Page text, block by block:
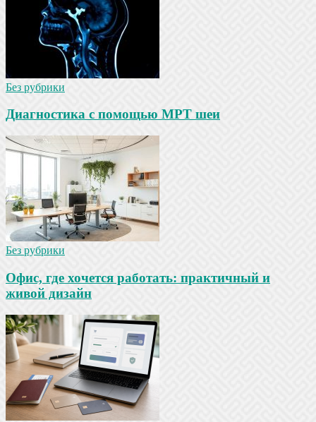
Без рубрики
Диагностика с помощью МРТ шеи
Без рубрики
Офис, где хочется работать: практичный и
живой дизайн